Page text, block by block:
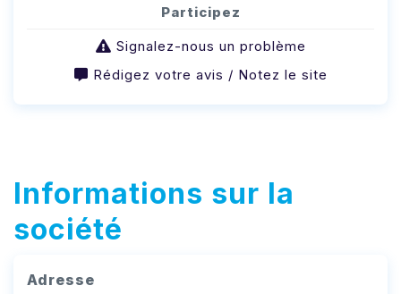
Participez
Signalez-nous un problème
Rédigez votre avis / Notez le site
Informations sur la
société
Adresse